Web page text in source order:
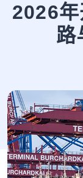
2026
路